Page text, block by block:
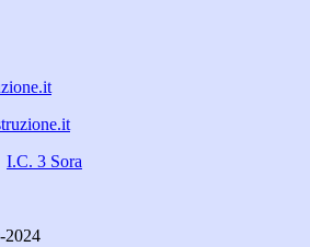
I.C. 3 Sora
2024